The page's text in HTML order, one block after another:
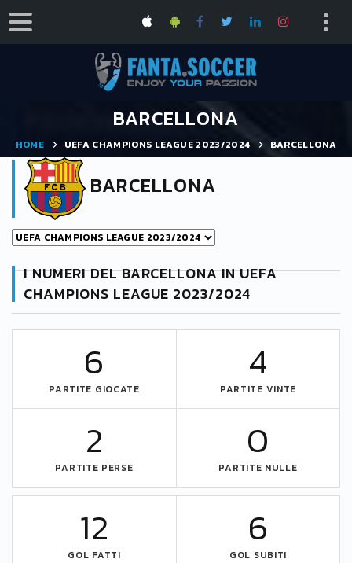
BARCELLONA
HOME UEFA CHAMPIONS LEAGUE 2023/2024 BARCELLONA
BARCELLONA
I NUMERI DEL BARCELLONA IN UEFA
CHAMPIONS LEAGUE 2023/2024
6
PARTITE GIOCATE
4
PARTITE VINTE
2
PARTITE PERSE
0
PARTITE NULLE
12
GOL FATTI
6
GOL SUBITI